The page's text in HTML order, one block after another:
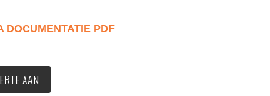
DOCUMENTATIE PDF
AAN